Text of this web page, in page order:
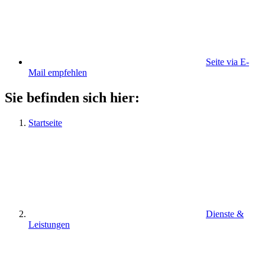
Seite via E-
Mail empfehlen
Sie befinden sich hier:
Startseite
Dienste &
Leistungen